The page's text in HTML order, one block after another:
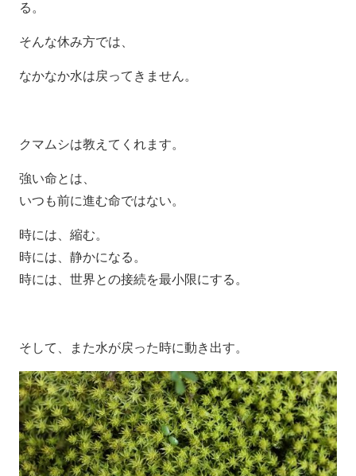
る。
そんな休み方では、
なかなか水は戻ってきません。
クマムシは教えてくれます。
強い命とは、
いつも前に進む命ではない。
時には、縮む。
時には、静かになる。
時には、世界との接続を最小限にする。
そして、また水が戻った時に動き出す。